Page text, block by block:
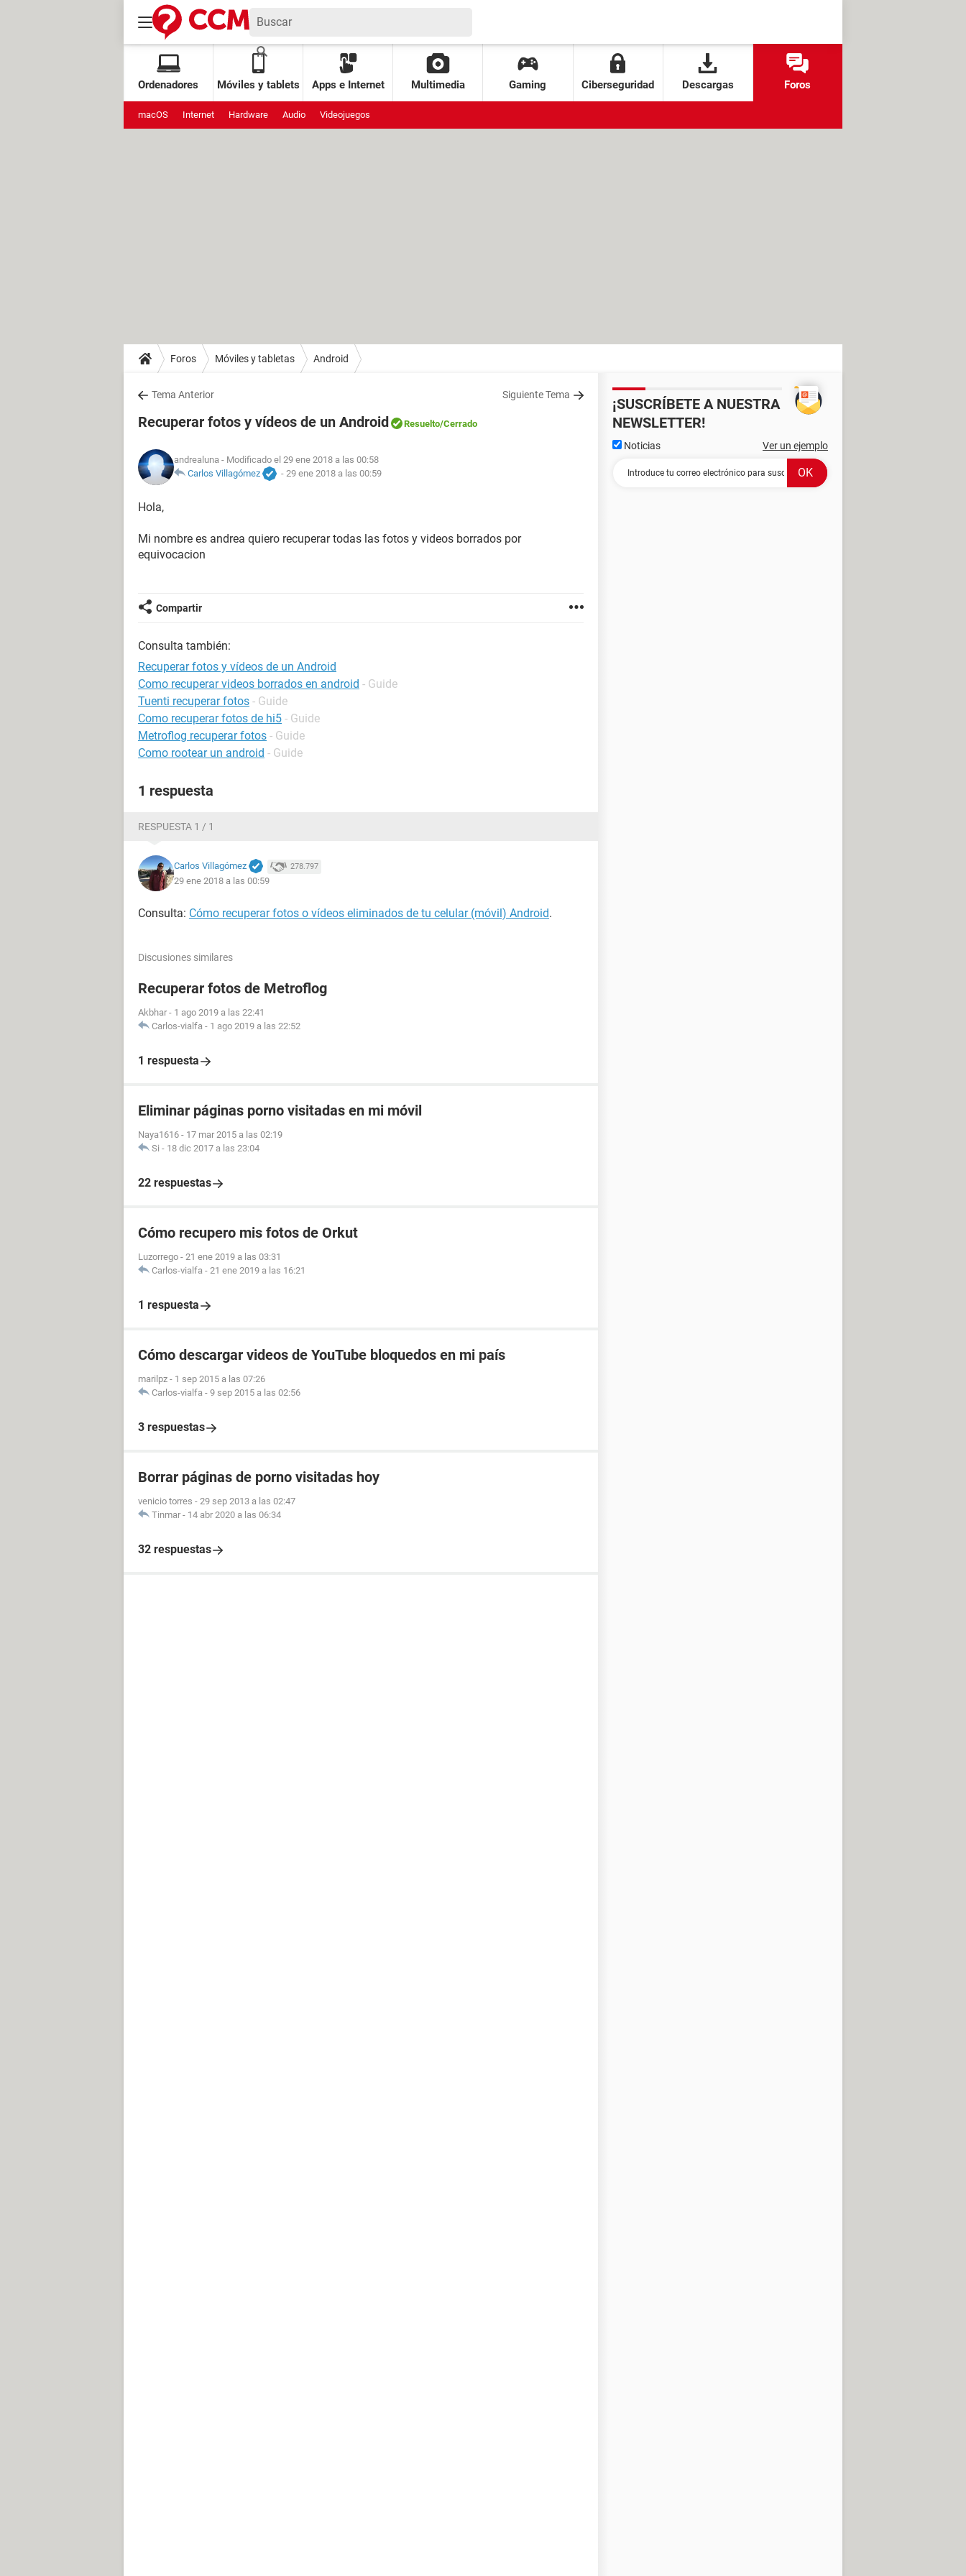
Ordenadores Móviles y tablets Apps e Internet Multimedia Gaming Ciberseguridad Descargas Foros
macOS Internet Hardware Audio Videojuegos
Foros Móviles y tabletas Android
Tema Anterior Siguiente Tema
Recuperar fotos y vídeos de un Android Resuelto/Cerrado
andrealuna - Modificado el 29 ene 2018 a las 00:58
Carlos Villagómez
- 29 ene 2018 a las 00:59
Hola,
Mi nombre es andrea quiero recuperar todas las fotos y videos borrados por
equivocacion
Compartir
Consulta también:
Recuperar fotos y vídeos de un Android
Como recuperar videos borrados en android - Guide
Tuenti recuperar fotos - Guide
Como recuperar fotos de hi5 - Guide
Metroflog recuperar fotos - Guide
Como rootear un android - Guide
1 respuesta
RESPUESTA 1 / 1
Carlos Villagómez 278.797
29 ene 2018 a las 00:59
Consulta: Cómo recuperar fotos o vídeos eliminados de tu celular (móvil) Android.
Discusiones similares
Recuperar fotos de Metroflog
Akbhar - 1 ago 2019 a las 22:41
Carlos-vialfa - 1 ago 2019 a las 22:52
1 respuesta
Eliminar páginas porno visitadas en mi móvil
Naya1616 - 17 mar 2015 a las 02:19
Si - 18 dic 2017 a las 23:04
22 respuestas
Cómo recupero mis fotos de Orkut
Luzorrego - 21 ene 2019 a las 03:31
Carlos-vialfa - 21 ene 2019 a las 16:21
1 respuesta
Cómo descargar videos de YouTube bloquedos en mi país
marilpz - 1 sep 2015 a las 07:26
Carlos-vialfa - 9 sep 2015 a las 02:56
3 respuestas
Borrar páginas de porno visitadas hoy
venicio torres - 29 sep 2013 a las 02:47
Tinmar - 14 abr 2020 a las 06:34
32 respuestas
¡SUSCRÍBETE A NUESTRA
NEWSLETTER!
Noticias Ver un ejemplo